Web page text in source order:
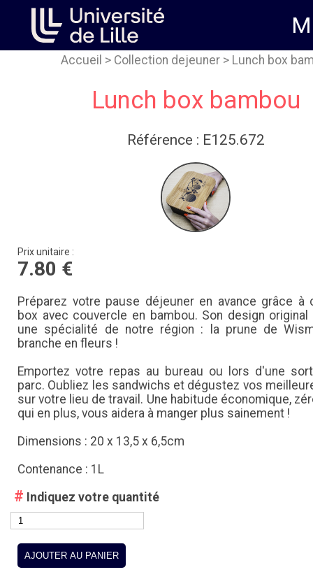
Accueil > Collection dejeuner> Lunch box
Lunch box bambou
Référence : E125.672
Prix unitaire :
7.80 €
Préparez votre pause déjeuner en avance grâce à
box avec couvercle en bambou. Son design
une spécialité de notre région : la prune de
branche en fleurs !
Emportez votre repas au bureau ou lors d'une
parc. Oubliez les sandwichs et dégustez vos
sur votre lieu de travail. Une habitude économique,
qui en plus, vous aidera à manger plus sainement !
Dimensions : 20 x 13,5 x 6,5cm
Contenance : 1L
# Indiquez votre quantité
AJOUTER AU PANIER